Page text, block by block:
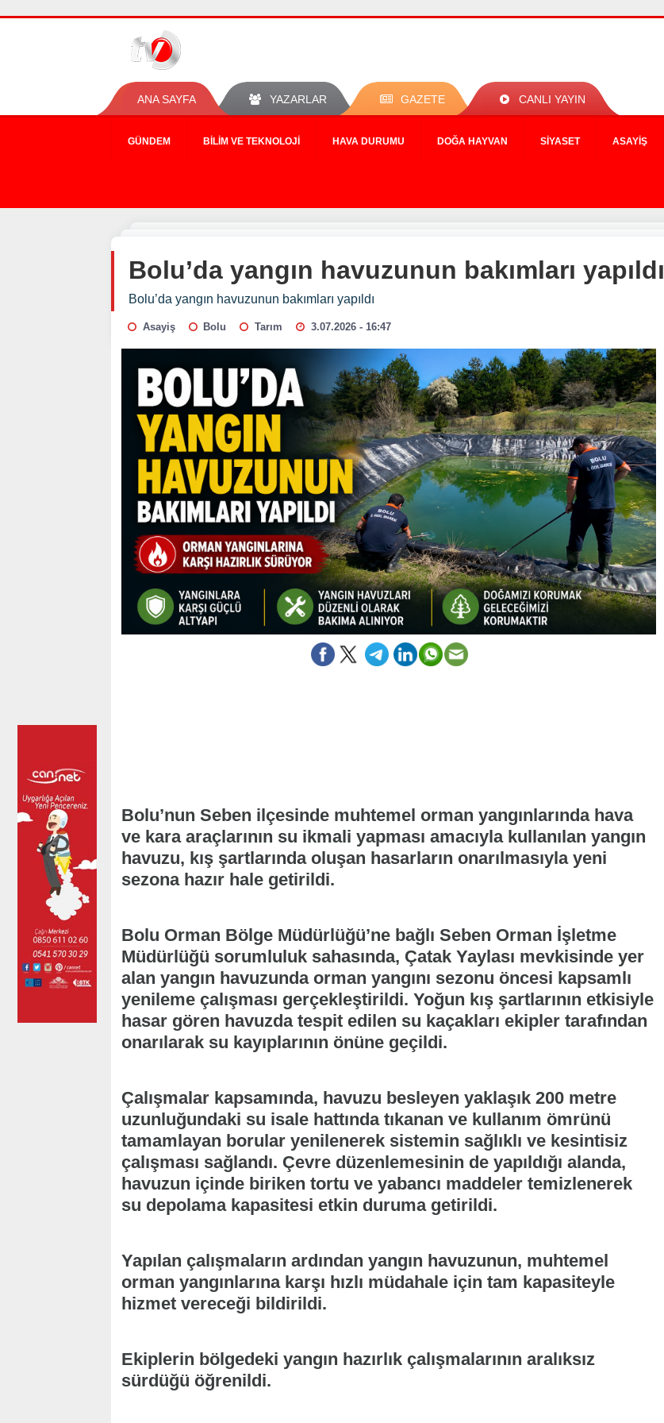
ANA SAYFA YAZARLAR GAZETE CANLI YAYIN
GÜNDEM BILIM VE TEKNOLOJI HAVA DURUMU DOĞA HAYVAN SIYASET ASAYIŞ
Bolu’da yangın havuzunun bakımları yapıldı
Bolu’da yangın havuzunun bakımları yapıldı
Asayiş Bolu Tarım 3.07.2026 - 16:47
Bolu’nun Seben ilçesinde muhtemel orman yangınlarında hava
ve kara araçlarının su ikmali yapması amacıyla kullanılan yangın
havuzu, kış şartlarında oluşan hasarların onarılmasıyla yeni
sezona hazır hale getirildi.
Bolu Orman Bölge Müdürlüğü’ne bağlı Seben Orman İşletme
Müdürlüğü sorumluluk sahasında, Çatak Yaylası mevkisinde yer
alan yangın havuzunda orman yangını sezonu öncesi kapsamlı
yenileme çalışması gerçekleştirildi. Yoğun kış şartlarının etkisiyle
hasar gören havuzda tespit edilen su kaçakları ekipler tarafından
onarılarak su kayıplarının önüne geçildi.
Çalışmalar kapsamında, havuzu besleyen yaklaşık 200 metre
uzunluğundaki su isale hattında tıkanan ve kullanım ömrünü
tamamlayan borular yenilenerek sistemin sağlıklı ve kesintisiz
çalışması sağlandı. Çevre düzenlemesinin de yapıldığı alanda,
havuzun içinde biriken tortu ve yabancı maddeler temizlenerek
su depolama kapasitesi etkin duruma getirildi.
Yapılan çalışmaların ardından yangın havuzunun, muhtemel
orman yangınlarına karşı hızlı müdahale için tam kapasiteyle
hizmet vereceği bildirildi.
Ekiplerin bölgedeki yangın hazırlık çalışmalarının aralıksız
sürdüğü öğrenildi.